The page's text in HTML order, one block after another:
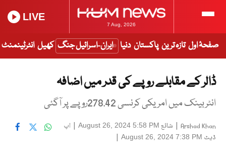
7 Aug, 2026
LIVE
صفحۂ اول تازہ ترین پاکستان دنیا ایران-اسرائیل جنگ کھیل انٹرٹینمنٹ
ڈالر کے مقابلے روپے کی قدر میں اضافہ
انٹربینک میں امریکی کرنسی 278.42روپے پر آگئی
Arshad Khan
| شائع August 26, 2024 5:58 PM
| اپ
ڈیٹ August 26, 2024 7:38 PM
|